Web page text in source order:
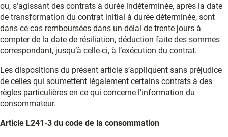
ou, s’agissant des contrats à durée indéterminée, après la date
de transformation du contrat initial à durée déterminée, sont
dans ce cas remboursées dans un délai de trente jours à
compter de la date de résiliation, déduction faite des sommes
correspondant, jusqu’à celle-ci, à l’exécution du contrat.
Les dispositions du présent article s’appliquent sans préjudice
de celles qui soumettent légalement certains contrats à des
règles particulières en ce qui concerne l’information du
consommateur.
Article L241-3 du code de la consommation